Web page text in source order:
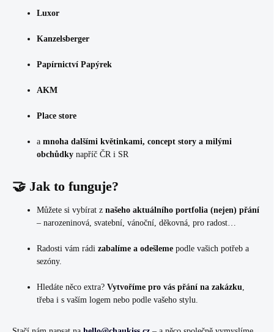
Luxor
Kanzelsberger
Papírnictví Papýrek
AKM
Place store
a mnoha dalšími květinkami, concept story a milými
obchůdky napříč ČR i SR
🤝 Jak to funguje?
Můžete si vybírat z našeho aktuálního portfolia (nejen) přání
– narozeninová, svatební, vánoční, děkovná, pro radost…
Radosti vám rádi zabalíme a odešleme podle vašich potřeb a
sezóny.
Hledáte něco extra? Vytvoříme pro vás přání na zakázku,
třeba i s vaším logem nebo podle vašeho stylu.